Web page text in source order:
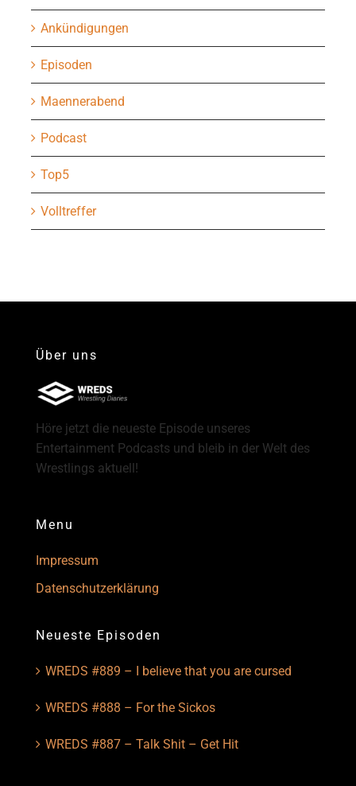
Ankündigungen
Episoden
Maennerabend
Podcast
Top5
Volltreffer
Über uns
Höre jetzt die neueste Episode unseres
Entertainment Podcasts und bleib in der Welt des
Wrestlings aktuell!
Menu
Impressum
Datenschutzerklärung
Neueste Episoden
WREDS #889 – I believe that you are cursed
WREDS #888 – For the Sickos
WREDS #887 – Talk Shit – Get Hit